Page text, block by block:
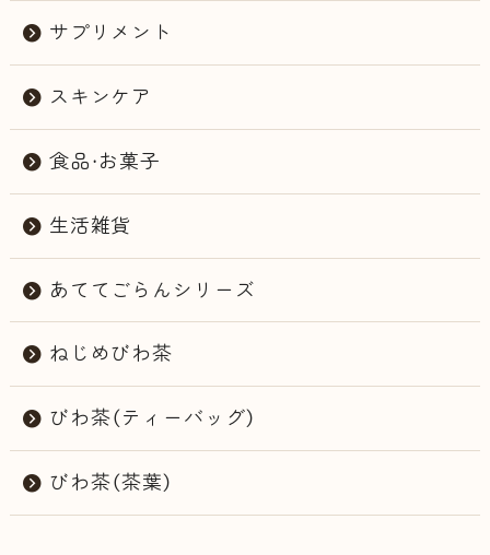
サプリメント
スキンケア
食品・お菓子
生活雑貨
あててごらんシリーズ
ねじめびわ茶
びわ茶（ティーバッグ）
びわ茶（茶葉）